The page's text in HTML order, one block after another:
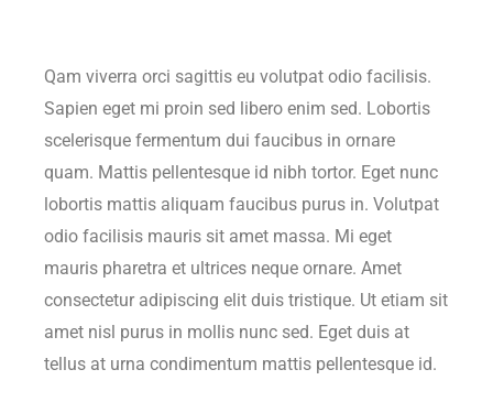
Qam viverra orci sagittis eu volutpat odio facilisis.
Sapien eget mi proin sed libero enim sed. Lobortis
scelerisque fermentum dui faucibus in ornare
quam. Mattis pellentesque id nibh tortor. Eget nunc
lobortis mattis aliquam faucibus purus in. Volutpat
odio facilisis mauris sit amet massa. Mi eget
mauris pharetra et ultrices neque ornare. Amet
consectetur adipiscing elit duis tristique. Ut etiam sit
amet nisl purus in mollis nunc sed. Eget duis at
tellus at urna condimentum mattis pellentesque id.